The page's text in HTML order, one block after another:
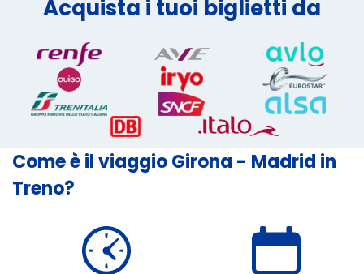
Acquista i tuoi biglietti da
Come è il viaggio Girona - Madrid in
Treno?